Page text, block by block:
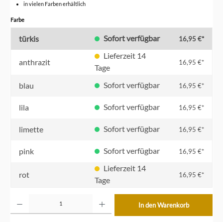
in vielen Farben erhältlich
Farbeauswählen
türkis Sofort verfügbar 16,95 €*
anthrazit
Tage
16,95 €*
blau Sofort verfügbar 16,95 €*
lila Sofort verfügbar 16,95 €*
limette Sofort verfügbar 16,95 €*
pink Sofort verfügbar 16,95 €*
rot
Tage
16,95 €*
In den Warenkorb